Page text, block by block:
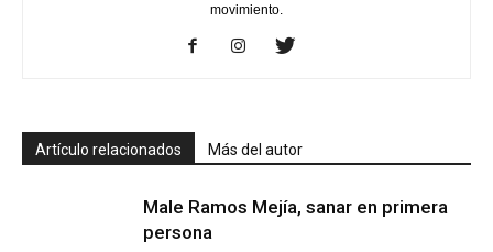
movimiento.
Artículo relacionados Más del autor
Male Ramos Mejía, sanar en primera
persona